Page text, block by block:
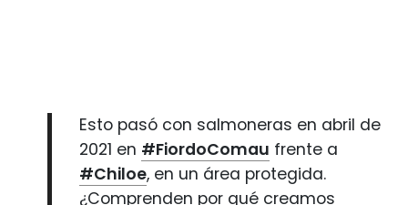
Esto pasó con salmoneras en abril de
2021 en #FiordoComau frente a
#Chiloe, en un área protegida.
¿Comprenden por qué creamos